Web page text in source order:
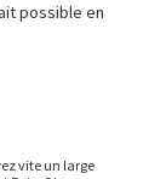
possible en
vite un large